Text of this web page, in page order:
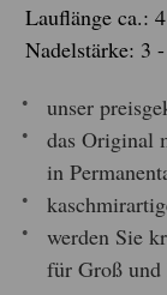
Lauflänge ca.:
Nadelstärke: 3
unser
das Original
in
werden Sie
für Groß